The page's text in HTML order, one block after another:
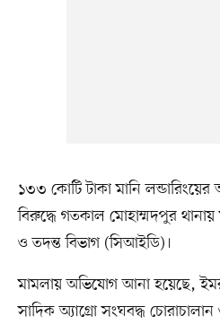
১৩৩ কোটি টাকা মানি
বিরুদ্ধে গতকাল মোহাম্মদপুর
ও তদন্ত বিভাগ (সিআইডি)।
মামলায় অভিযোগ আনা হয়েছে,
সাদিক অ্যাগ্রো সংঘবদ্ধ